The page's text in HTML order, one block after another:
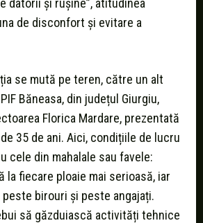
datorii și rușine”, atitudinea
de disconfort și evitare a
se mută pe teren, către un alt
Băneasa, din județul Giurgiu,
Florica Mardare, prezentată
35 de ani. Aici, condițiile de lucru
cele din mahalale sau favele:
la fiecare ploaie mai serioasă, iar
birouri și peste angajați.
să găzduiască activități tehnice